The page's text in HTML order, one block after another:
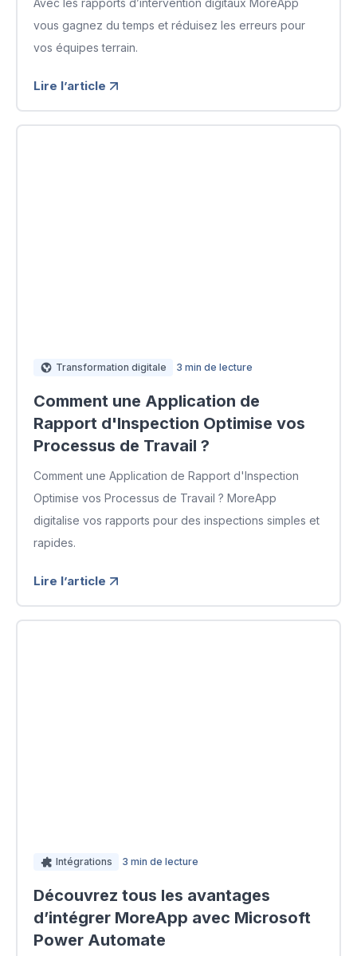
vous gagnez du temps et réduisez les erreurs pour
vos équipes terrain.
Lire l’article
Transformation digitale 3 min de lecture
Comment une Application de
Rapport d'Inspection Optimise vos
Processus de Travail ?
Comment une Application de Rapport d'Inspection
Optimise vos Processus de Travail ? MoreApp
digitalise vos rapports pour des inspections simples et
rapides.
Lire l’article
Intégrations 3 min de lecture
Découvrez tous les avantages
d’intégrer MoreApp avec Microsoft
Power Automate